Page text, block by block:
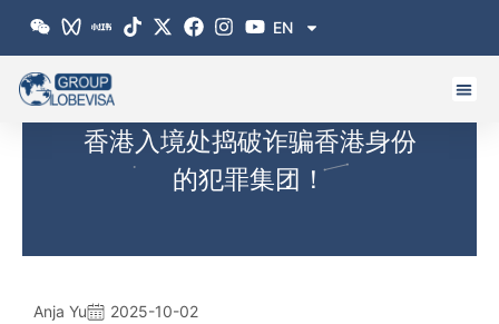
EN
香港入境处捣破诈骗香港身份
的犯罪集团！
Anja Yu 2025-10-02